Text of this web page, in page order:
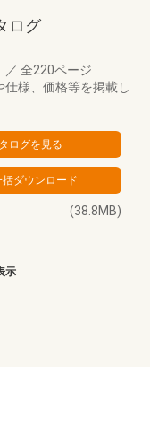
ログ
／ 全220ページ
様、価格等を掲載し
(38.8MB)
示